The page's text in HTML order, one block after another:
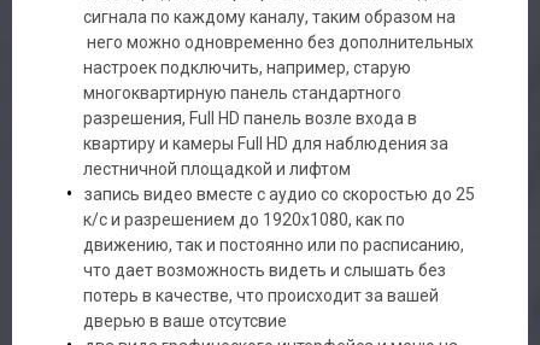
сигнала по каждому каналу, таким образом на
него можно одновременно без дополнительных
настроек подключить, например, старую
многоквартирную панель стандартного
разрешения, Full HD панель возле входа в
квартиру и камеры Full HD для наблюдения за
лестничной площадкой и лифтом
запись видео вместе с аудио со скоростью до 25
к/с и разрешением до 1920х1080, как по
движению, так и постоянно или по расписанию,
что дает возможность видеть и слышать без
потерь в качестве, что происходит за вашей
дверью в ваше отсутсвие